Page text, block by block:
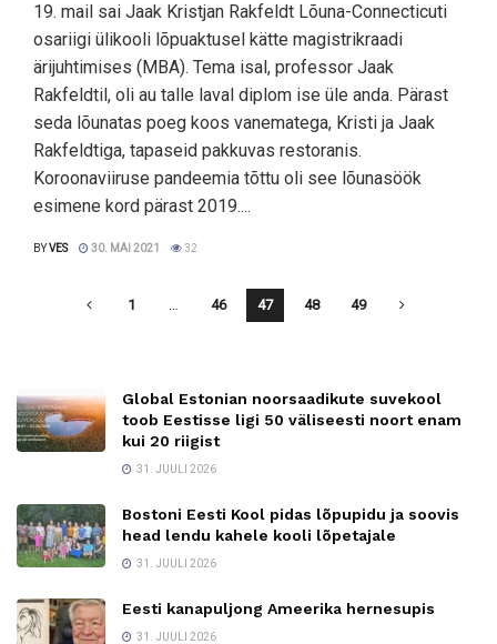
19. mail sai Jaak Kristjan Rakfeldt Lõuna-Connecticuti
osariigi ülikooli lõpuaktusel kätte magistrikraadi
ärijuhtimises (MBA). Tema isal, professor Jaak
Rakfeldtil, oli au talle laval diplom ise üle anda. Pärast
seda lõunatas poeg koos vanematega, Kristi ja Jaak
Rakfeldtiga, tapaseid pakkuvas restoranis.
Koroonaviiruse pandeemia tõttu oli see lõunasöök
esimene kord pärast 2019....
BYVES 30. MAI 2021 32
1 … 46 47 48 49
Global Estonian noorsaadikute suvekool
toob Eestisse ligi 50 väliseesti noort enam
kui 20 riigist
31. JUULI 2026
Bostoni Eesti Kool pidas lõpupidu ja soovis
head lendu kahele kooli lõpetajale
31. JUULI 2026
Eesti kanapuljong Ameerika hernesupis
31. JUULI 2026